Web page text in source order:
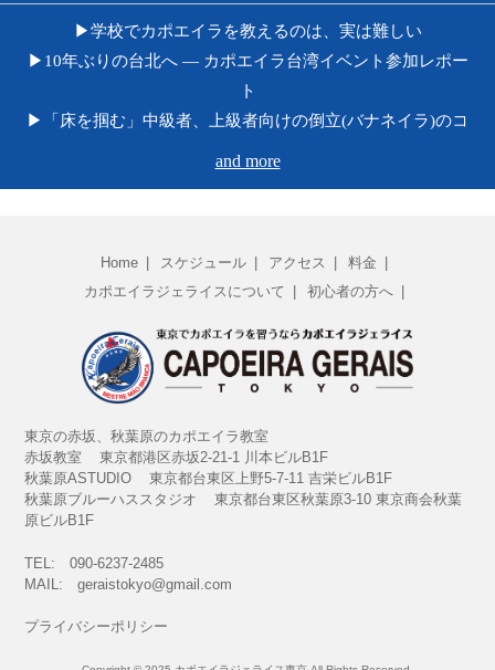
▶︎学校でカポエイラを教えるのは、実は難しい
▶︎10年ぶりの台北へ ― カポエイラ台湾イベント参加レポー
ト
▶︎「床を掴む」中級者、上級者向けの倒立(バナネイラ)のコ
▶︎相手の蹴りを引き出すために避ける必要はあるの？
▶︎ジムに飽きた人へ。カポエイラがダイエットやボディメ
イクに最適な3つの理由
▶︎【初心者必見】カポエイラの体験レッスン、当日の服装
と持ち物は？
▶︎ワークショップ・ホーダイベントを開催
▶︎格闘技が苦手だからこそカポエイラ
▶︎カポエイラは運動神経がなくてもできる？
▶︎カポエイラの練習はきつい？
▶︎カポエイラの歴史、アイデンテティの複雑さ
and more
Home スケジュール アクセス
料金
カポエイラジェライスについて
初心者の方へ
東京の赤坂、秋葉原のカポエイラ教室
赤坂教室 東京都港区赤坂2-21-1 川本ビルB1F
秋葉原ASTUDIO 東京都台東区上野5-7-11 吉栄ビルB1F
秋葉原ブルーハススタジオ 東京都台東区秋葉原3-10 東京商会秋葉
原ビルB1F
TEL: 090-6237-2485
MAIL: geraistokyo@gmail.com
プライバシーポリシー